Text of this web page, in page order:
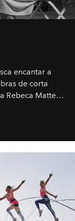
encantar a
de corta
Rebeca Matte
estas
ponen el